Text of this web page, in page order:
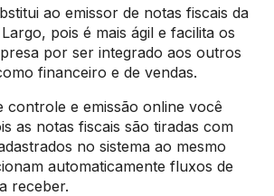
ao emissor de notas fiscais da
pois é mais ágil e facilita os
por ser integrado aos outros
financeiro e de vendas.
controle e emissão online você
as notas fiscais são tiradas com
no sistema ao mesmo
automaticamente fluxos de
receber.